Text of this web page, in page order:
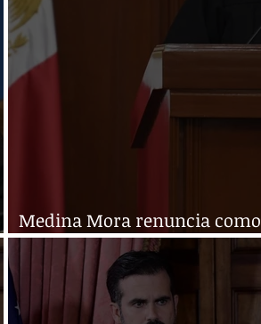
Medina Mora renuncia como
ministro de la SCJN